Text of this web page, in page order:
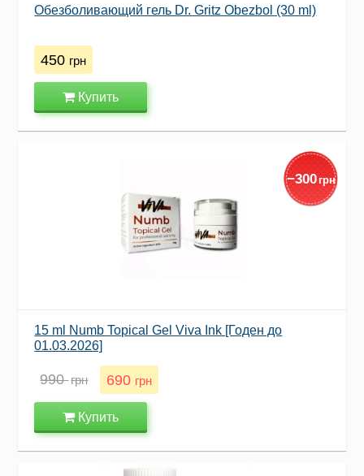
Обезболивающий гель Dr. Gritz Obezbol (30 ml)
450 грн
Купить
−300грн
15 ml Numb Topical Gel Viva Ink [Годен до
01.03.2026]
990грн 690 грн
Купить